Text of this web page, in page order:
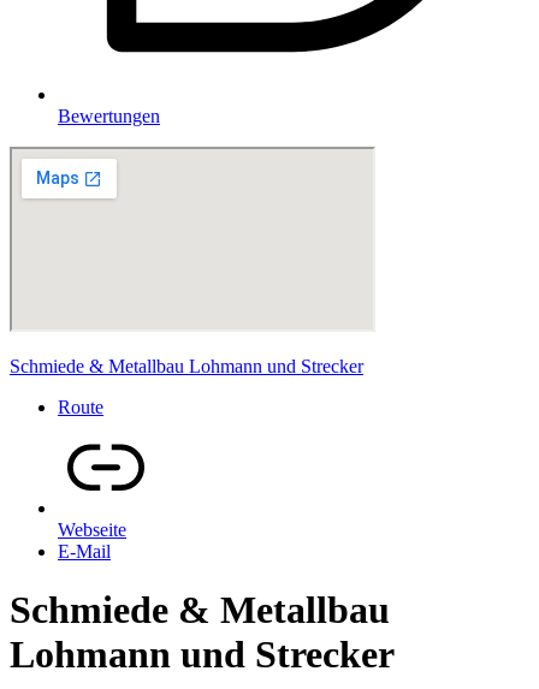
Bewertungen
Schmiede & Metallbau Lohmann und Strecker
Route
Webseite
E-Mail
Schmiede & Metallbau
Lohmann und Strecker